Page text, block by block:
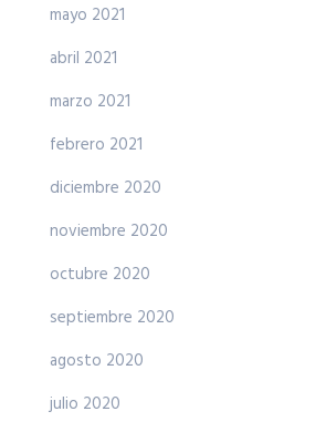
mayo 2021
abril 2021
marzo 2021
febrero 2021
diciembre 2020
noviembre 2020
octubre 2020
septiembre 2020
agosto 2020
julio 2020